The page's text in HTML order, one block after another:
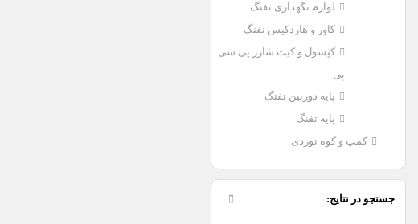
لوازم نگهداری تفنگ
کاور و هاردکیس تفنگ
کپسول و کیت شارژ پی سی
پی
پایه دوربین تفنگ
پایه تفنگ
کمپ و کوه نوردی
جستجو در نتایج: